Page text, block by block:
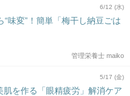
6/12 (水)
“味変”！簡単「梅干し納豆ごは
管理栄養士 maiko
5/17 (金)
肌を作る「眼精疲労」解消ケア